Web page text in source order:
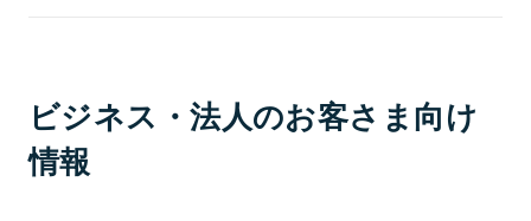
ビジネス・法人のお客さま向け
情報